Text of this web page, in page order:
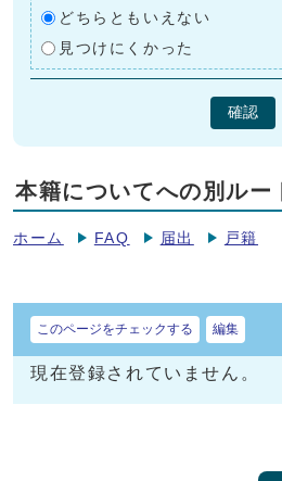
どちらともいえない
見つけにくかった
確認
本籍についてへの別ルー
ホーム FAQ 届出 戸籍
このページをチェックする 編集
現在登録されていません。